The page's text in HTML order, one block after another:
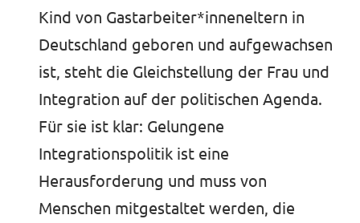
Kind von Gastarbeiter*inneneltern in
Deutschland geboren und aufgewachsen
ist, steht die Gleichstellung der Frau und
Integration auf der politischen Agenda.
Für sie ist klar: Gelungene
Integrationspolitik ist eine
Herausforderung und muss von
Menschen mitgestaltet werden, die